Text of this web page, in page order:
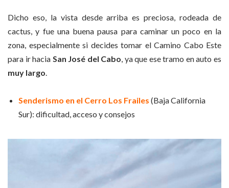
Dicho eso, la vista desde arriba es preciosa, rodeada de
cactus, y fue una buena pausa para caminar un poco en la
zona, especialmente si decides tomar el Camino Cabo Este
para ir hacia San José del Cabo , ya que ese tramo en auto es
muy largo
Senderismo en el Cerro Los Frailes (Baja California
Sur): dificultad, acceso y consejos